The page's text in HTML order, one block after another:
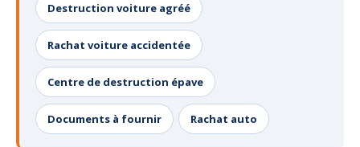
Destruction voiture agréé
Rachat voiture accidentée
Centre de destruction épave
Documents à fournir Rachat auto